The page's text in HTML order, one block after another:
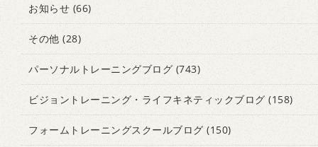
お知らせ (66)
その他 (28)
パーソナルトレーニングブログ (743)
ビジョントレーニング・ライフキネティックブログ (158)
フォームトレーニングスクールブログ (150)